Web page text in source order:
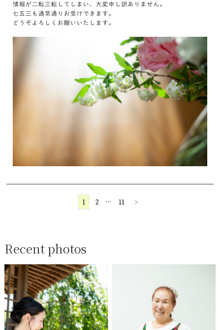
情報が二転三転してしまい、大変申し訳ありません。
七五三も通常通りお受けできます。
どうぞよろしくお願いいたします。
1 2 … 11 >
Recent photos